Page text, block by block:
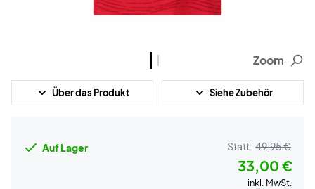
Zoom
Über das Produkt Siehe Zubehör
Auf Lager Statt: 49,95 €
33,00 €
inkl. MwSt.